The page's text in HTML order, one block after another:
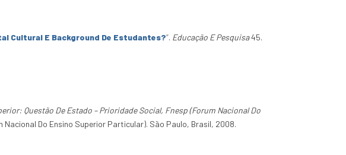
Cultural E Background De Estudantes?”. Educação E Pesquisa45.
Questão De Estado – Prioridade Social, Fnesp (Forum Nacional Do
Do Ensino Superior Particular). São Paulo, Brasil, 2008.